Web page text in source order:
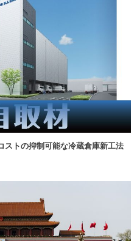
ストの抑制可能な冷蔵倉庫新工法